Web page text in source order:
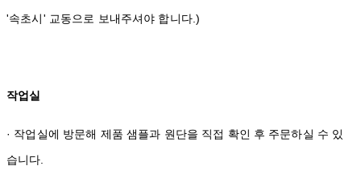
'속초시' 교동으로 보내주셔야 합니다.)
작업실
· 작업실에 방문해 제품 샘플과 원단을 직접 확인 후 주문하실 수 있
습니다.